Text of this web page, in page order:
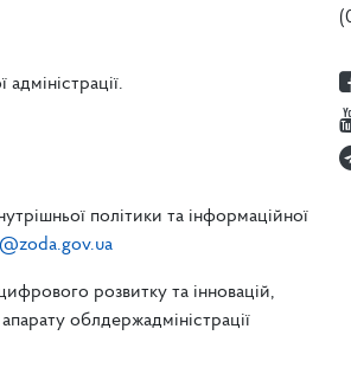
політики та інформаційної
розвитку та інновацій,
облдержадміністрації